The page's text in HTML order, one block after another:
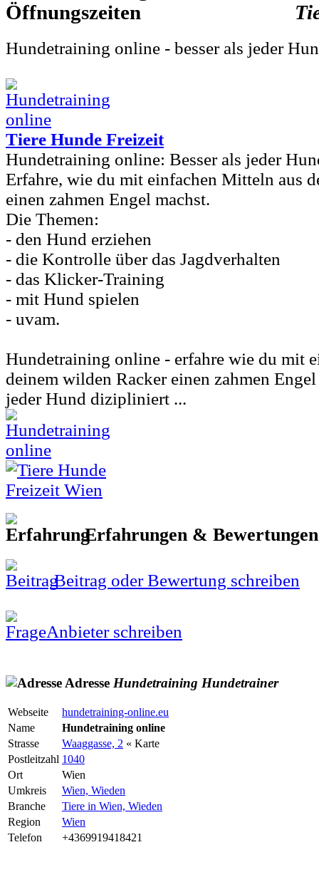
Hundetraining online - besser als jeder
Tiere Hunde Freizeit
Hundetraining online: Besser als jeder
Erfahre, wie du mit einfachen Mitteln aus
einen zahmen Engel machst.
Die Themen:
- den Hund erziehen
- die Kontrolle über das Jagdverhalten
- das Klicker-Training
- mit Hund spielen
- uvam.
Hundetraining online - erfahre wie du mit
deinem wilden Racker einen zahmen
jeder Hund dizipliniert ...
Erfahrungen &
Beitrag oder Bewertung schreiben
Anbieter schreiben
Adresse Hundetraining Hundetrainer
Webseite
hundetraining-online.eu
Name
Hundetraining online
Strasse
Waaggasse, 2 « Karte
Postleitzahl 1040
Ort
Wien
Umkreis
Wien, Wieden
Branche
Tiere in Wien, Wieden
Region
Wien
Telefon
+4369919418421